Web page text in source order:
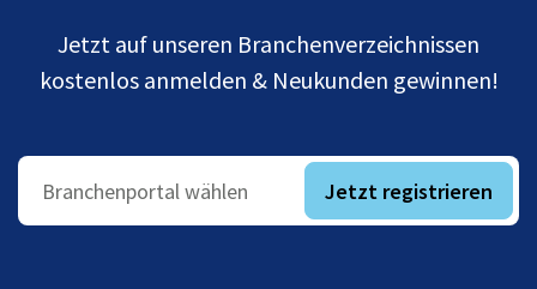
Jetzt auf unseren Branchenverzeichnissen
kostenlos anmelden & Neukunden gewinnen!
Branchenportal wählen Jetzt registrieren